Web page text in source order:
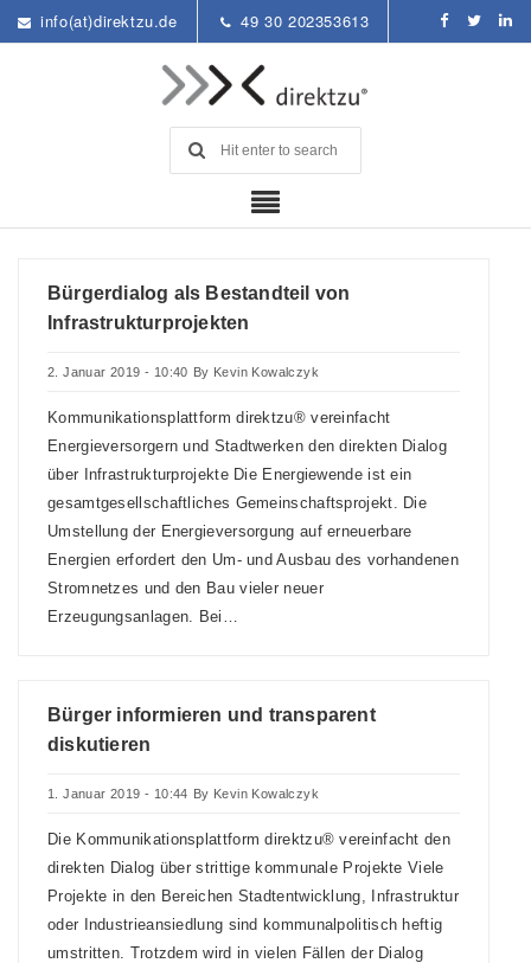
info(at)direktzu.de 49 30 202353613
Bürgerdialog als Bestandteil von
Infrastrukturprojekten
2. Januar 2019 - 10:40 By Kevin Kowalczyk
Kommunikationsplattform direktzu® vereinfacht
Energieversorgern und Stadtwerken den direkten Dialog
über Infrastrukturprojekte Die Energiewende ist ein
gesamtgesellschaftliches Gemeinschaftsprojekt. Die
Umstellung der Energieversorgung auf erneuerbare
Energien erfordert den Um- und Ausbau des vorhandenen
Stromnetzes und den Bau vieler neuer
Erzeugungsanlagen. Bei…
Bürger informieren und transparent
diskutieren
1. Januar 2019 - 10:44 By Kevin Kowalczyk
Die Kommunikationsplattform direktzu® vereinfacht den
direkten Dialog über strittige kommunale Projekte Viele
Projekte in den Bereichen Stadtentwicklung, Infrastruktur
oder Industrieansiedlung sind kommunalpolitisch heftig
umstritten. Trotzdem wird in vielen Fällen der Dialog